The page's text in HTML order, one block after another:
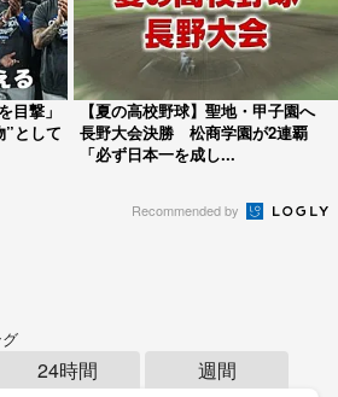
目撃」
”として
【夏の高校野球】聖地・甲子園へ
長野大会決勝 松商学園が2連覇
「必ず日本一を成し...
Recommended by
24時間 週間